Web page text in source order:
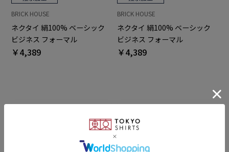
BRICK HOUSE
ネクタイ 絹100% ベーシック
ビジネス フォーマル
￥4,389
BRICK HOUSE
ネクタイ 絹100% ベーシック
ビジネス フォーマル
￥4,389